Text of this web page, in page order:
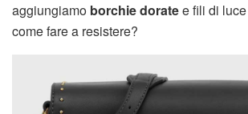
aggiungiamo borchie doratee fili di
come fare a resistere?